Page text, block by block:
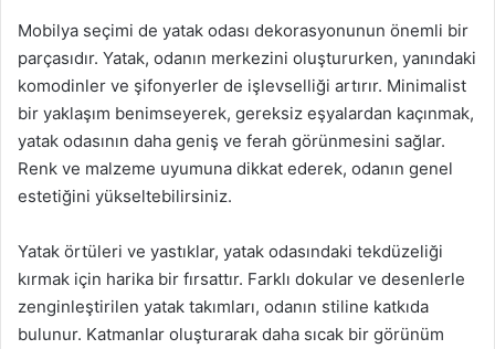
Mobilya seçimi de yatak odası dekorasyonunun önemli bir
parçasıdır. Yatak, odanın merkezini oluştururken, yanındaki
komodinler ve şifonyerler de işlevselliği artırır. Minimalist
bir yaklaşım benimseyerek, gereksiz eşyalardan kaçınmak,
yatak odasının daha geniş ve ferah görünmesini sağlar.
Renk ve malzeme uyumuna dikkat ederek, odanın genel
estetiğini yükseltebilirsiniz.
Yatak örtüleri ve yastıklar, yatak odasındaki tekdüzeliği
kırmak için harika bir fırsattır. Farklı dokular ve desenlerle
zenginleştirilen yatak takımları, odanın stiline katkıda
bulunur. Katmanlar oluşturarak daha sıcak bir görünüm